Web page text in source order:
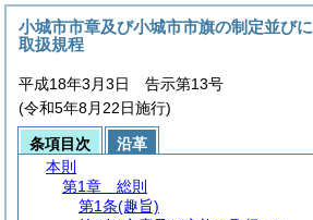
小城市市章及び小城市市旗の制定並びに
取扱規程
平成18年3月3日 告示第13号
(令和5年8月22日施行)
条項目次
沿革
本則
第1章
総則
第1条(趣旨)